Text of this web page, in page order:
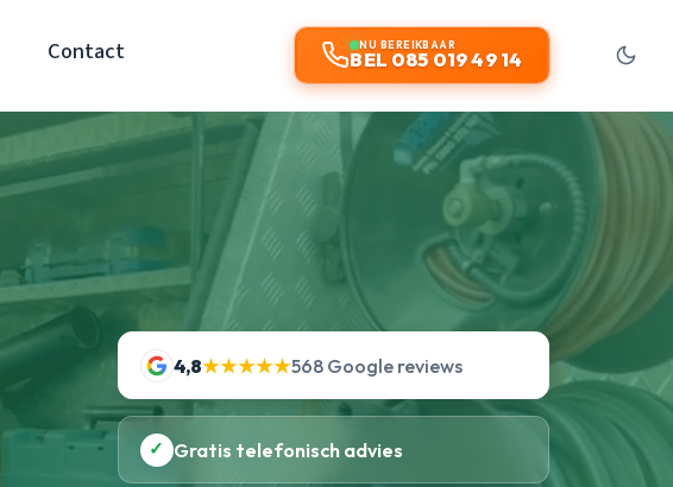
Contact NU BEREIKBAAR
BEL 085 019 49 14
4,8★★★★★568 Google reviews
✓ Gratis telefonisch advies